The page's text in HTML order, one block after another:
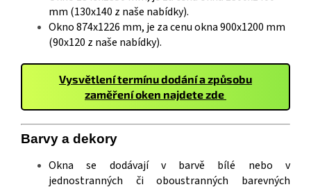
mm (130x140 z naše nabídky).
Okno 874x1226 mm, je za cenu okna 900x1200 mm
(90x120 z naše nabídky).
Vysvětlení termínu dodání a způsobu
zaměření oken najdete zde
Barvy a dekory
Okna se dodávají v barvě bílé nebo v
jednostranných či oboustranných barevných